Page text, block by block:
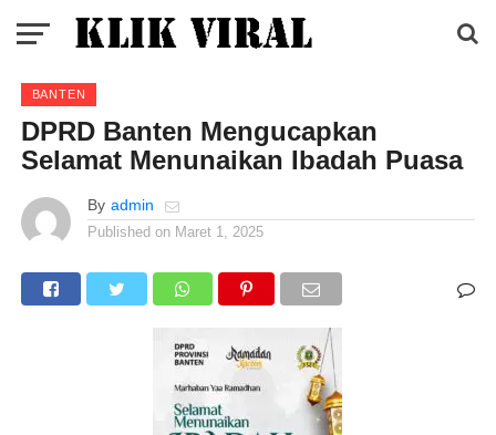
BANTEN
DPRD Banten Mengucapkan
Selamat Menunaikan Ibadah Puasa
By admin
Published on Maret 1, 2025